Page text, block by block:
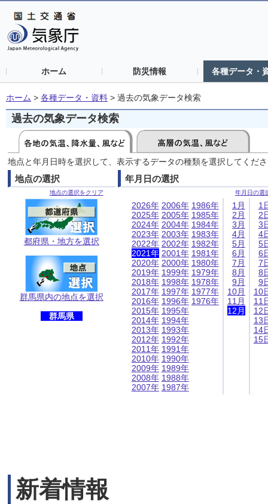
ホーム 防災情報 各種データ・
ホーム > 各種データ・資料 > 過去の気象データ検索
過去の気象データ検索
地点と年月日時を選択して、表示するデータの種類を選択してくだ
地点の選択
地点の選択をクリア
都府県・地方を選択
群馬県内の地点を選択
群馬県
年月日の選択
年月日の選
2026年
2025年
2024年
2023年
2022年
2021年
2020年
2019年
2018年
2017年
2016年
2015年
2014年
2013年
2012年
2011年
2010年
2009年
2008年
2007年
2006年
2005年
2004年
2003年
2002年
2001年
2000年
1999年
1998年
1997年
1996年
1995年
1994年
1993年
1992年
1991年
1990年
1989年
1988年
1987年
1986年
1985年
1984年
1983年
1982年
1981年
1980年
1979年
1978年
1977年
1976年
1月
2月
3月
4月
5月
6月
7月
8月
9月
10月
11月
12月
1
2
3
4
5
6
7
8
9
10
11
12
13
14
15
新着情報